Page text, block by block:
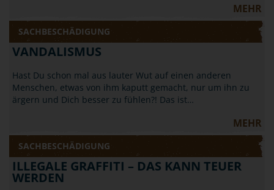
MEHR
SACHBESCHÄDIGUNG
VANDALISMUS
Hast Du schon mal aus lauter Wut auf einen anderen
Menschen, etwas von ihm kaputt gemacht, nur um ihn zu
ärgern und Dich besser zu fühlen?! Das ist…
MEHR
SACHBESCHÄDIGUNG
ILLEGALE GRAFFITI – DAS KANN TEUER
WERDEN